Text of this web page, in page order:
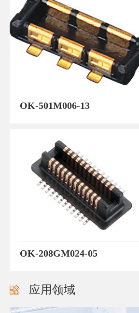
OK-501M006-13
OK-208GM024-05
应用领域